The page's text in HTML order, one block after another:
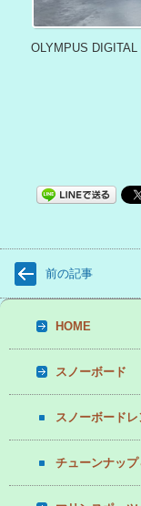
OLYMPUS DIGITAL
前の記事
HOME
スノーボード
スノーボード
チューンナップ